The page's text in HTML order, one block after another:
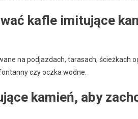
kafle imitujące
na podjazdach, tarasach, ścieżkach
czy oczka wodne.
kamień, aby